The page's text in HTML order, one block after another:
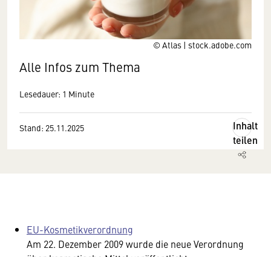
© Atlas | stock.adobe.com
Alle Infos zum Thema
Lesedauer: 1 Minute
Stand: 25.11.2025
Inhalt
teilen
EU-Kosmetikverordnung
Am 22. Dezember 2009 wurde die neue Verordnung